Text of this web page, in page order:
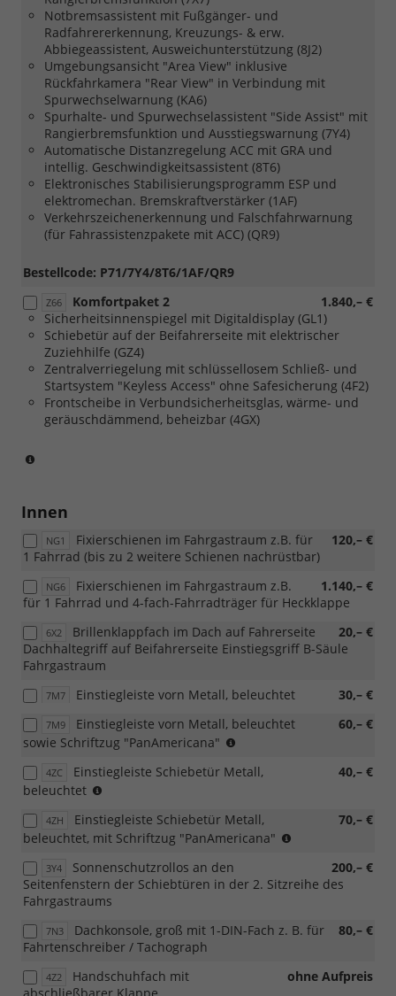
[7m9]
Einstiegleiste
vorn
Metall,
beleuchtet
sowie
Schriftzug
"PanAmericana"
Notbremsassistent mit Fußgänger- und
Radfahrererkennung, Kreuzungs- & erw.
Abbiegeassistent, Ausweichunterstützung (8J2)
Umgebungsansicht "Area View" inklusive
Rückfahrkamera "Rear View" in Verbindung mit
Spurwechselwarnung (KA6)
Spurhalte- und Spurwechselassistent "Side Assist" mit
Rangierbremsfunktion und Ausstiegswarnung (7Y4)
Automatische Distanzregelung ACC mit GRA und
intellig. Geschwindigkeitsassistent (8T6)
Elektronisches Stabilisierungsprogramm ESP und
elektromechan. Bremskraftverstärker (1AF)
Verkehrszeichenerkennung und Falschfahrwarnung
(für Fahrassistenzpakete mit ACC) (QR9)
Bestellcode: P71/7Y4/8T6/1AF/QR9
Z66 1.840,– €
Komfortpaket 2
Sicherheitsinnenspiegel mit Digitaldisplay (GL1)
Schiebetür auf der Beifahrerseite mit elektrischer
Zuziehhilfe (GZ4)
Zentralverriegelung mit schlüssellosem Schließ- und
Startsystem "Keyless Access" ohne Safesicherung (4F2)
Frontscheibe in Verbundsicherheitsglas, wärme- und
geräuschdämmend, beheizbar (4GX)
mit
Licht
und
Paket)
Innen
NG1 120,– €
Fixierschienen im Fahrgastraum z.B. für
1 Fahrrad (bis zu 2 weitere Schienen nachrüstbar)
NG6 1.140,– €
Fixierschienen im Fahrgastraum z.B.
für 1 Fahrrad und 4-fach-Fahrradträger für Heckklappe
6X2 20,– €
Brillenklappfach im Dach auf Fahrerseite
Dachhaltegriff auf Beifahrerseite Einstiegsgriff B-Säule
Fahrgastraum
7M7 30,– €
Einstiegleiste vorn Metall, beleuchtet
7M9 60,– €
Einstiegleiste vorn Metall, beleuchtet
sowie Schriftzug "PanAmericana"
Verbindung
Exterieurpaket
''PanAmericana'')
4ZC 40,– €
Einstiegleiste Schiebetür Metall,
beleuchtet
Verbindung
mit
Trimlevel
Style
für
Caravelle
Life)
4ZH 70,– €
Einstiegleiste Schiebetür Metall,
beleuchtet, mit Schriftzug "PanAmericana"
Verbindung
mit
''PanAmericana'')
3Y4 200,– €
Sonnenschutzrollos an den
Seitenfenstern der Schiebtüren in der 2. Sitzreihe des
Fahrgastraums
7N3 80,– €
Dachkonsole, groß mit 1-DIN-Fach z. B. für
Fahrtenschreiber / Tachograph
4Z2 ohne Aufpreis
Handschuhfach mit